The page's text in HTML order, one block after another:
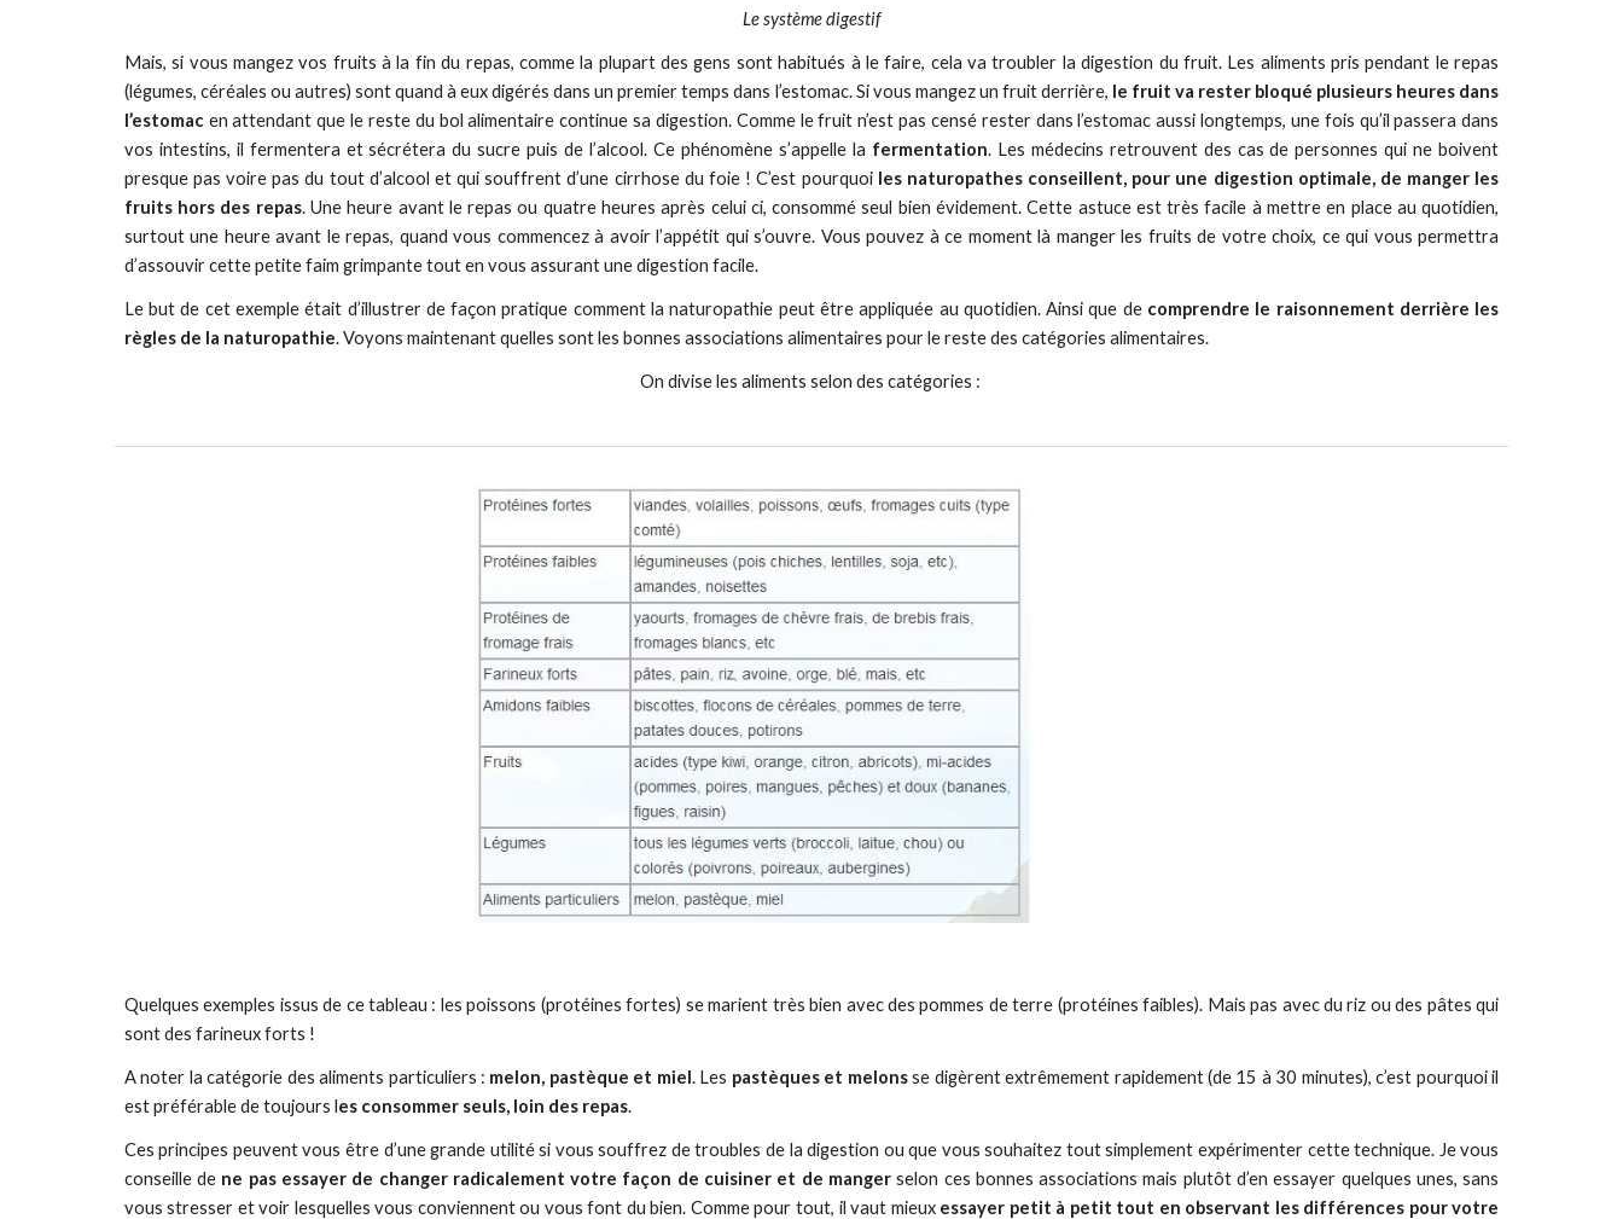
Le système digestif
Mais, si vous mangez vos fruits à la fin du repas, comme la plupart des gens sont habitués à le faire, cela va troubler la digestion du fruit. Les aliments pris pendant le repas
(légumes, céréales ou autres) sont quand à eux digérés dans un premier temps dans l’estomac. Si vous mangez un fruit derrière, le fruit va rester bloqué plusieurs heures dans
l’estomacen attendant que le reste du bol alimentaire continue sa digestion. Comme le fruit n’est pas censé rester dans l’estomac aussi longtemps, une fois qu’il passera dans
vos intestins, il fermentera et sécrétera du sucre puis de l’alcool. Ce phénomène s’appelle la fermentation. Les médecins retrouvent des cas de personnes qui ne boivent
presque pas voire pas du tout d’alcool et qui souffrent d’une cirrhose du foie ! C’est pourquoi les naturopathes conseillent, pour une digestion optimale, de manger les
fruits hors des repas. Une heure avant le repas ou quatre heures après celui ci, consommé seul bien évidement. Cette astuce est très facile à mettre en place au quotidien,
surtout une heure avant le repas, quand vous commencez à avoir l’appétit qui s’ouvre. Vous pouvez à ce moment là manger les fruits de votre choix, ce qui vous permettra
d’assouvir cette petite faim grimpante tout en vous assurant une digestion facile.
Le but de cet exemple était d’illustrer de façon pratique comment la naturopathie peut être appliquée au quotidien. Ainsi que de comprendre le raisonnement derrière les
règles de la naturopathie. Voyons maintenant quelles sont les bonnes associations alimentaires pour le reste des catégories alimentaires.
On divise les aliments selon des catégories :
Quelques exemples issus de ce tableau : les poissons (protéines fortes) se marient très bien avec des pommes de terre (protéines faibles). Mais pas avec du riz ou des pâtes qui
sont des farineux forts !
A noter la catégorie des aliments particuliers : melon, pastèque et miel. Les pastèques et melonsse digèrent extrêmement rapidement (de 15 à 30 minutes), c’est pourquoi il
est préférable de toujours les consommer seuls, loin des repas.
Ces principes peuvent vous être d’une grande utilité si vous souffrez de troubles de la digestion ou que vous souhaitez tout simplement expérimenter cette technique. Je vous
conseille de ne pas essayer de changer radicalement votre façon de cuisiner et de mangerselon ces bonnes associations mais plutôt d’en essayer quelques unes, sans
vous stresser et voir lesquelles vous conviennent ou vous font du bien. Comme pour tout, il vaut mieux essayer petit à petit tout en observant les différences pour votre